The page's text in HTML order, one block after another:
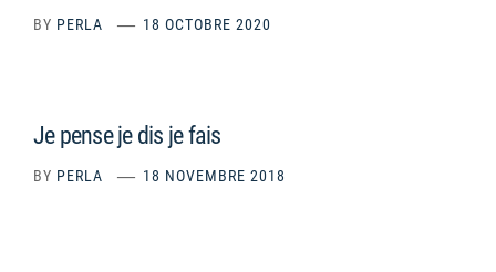
BY PERLA 18 OCTOBRE 2020
Je pense je dis je fais
BY PERLA 18 NOVEMBRE 2018